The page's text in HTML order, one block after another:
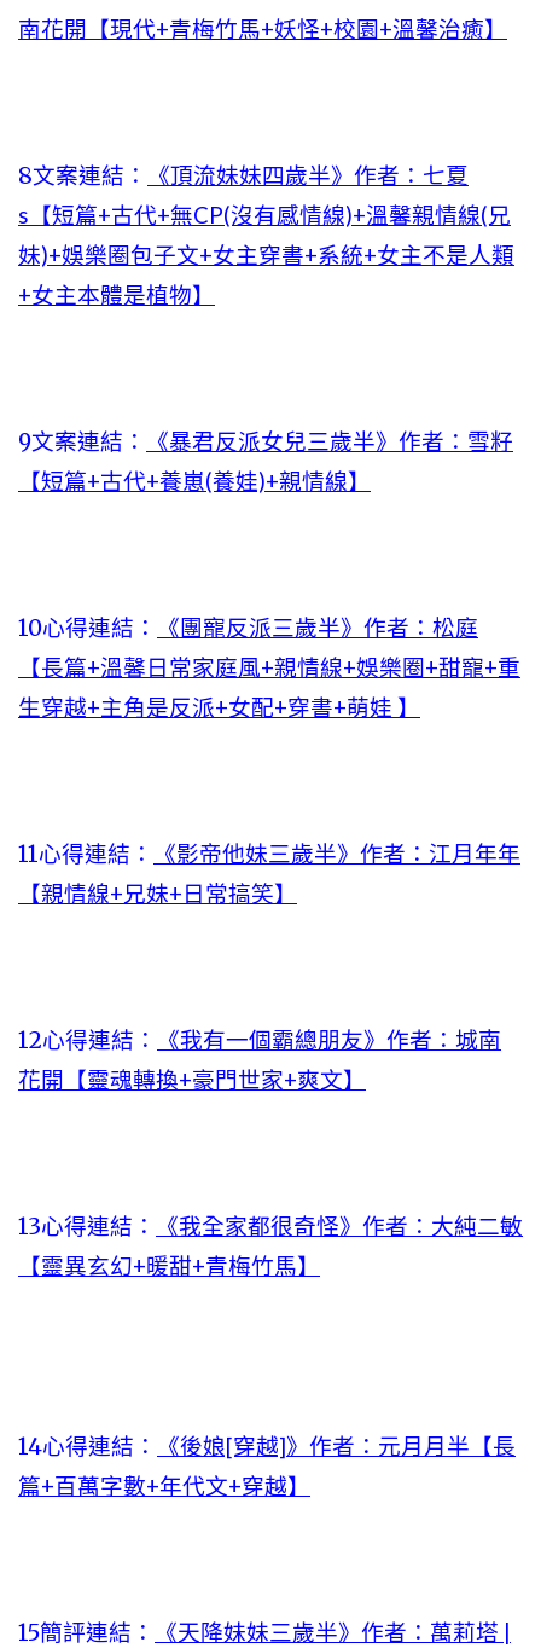
南花開【現代+青梅竹馬+妖怪+校園+溫馨治癒】
8文案連結：
《頂流妹妹四歲半》作者：七夏
s【短篇+古代+無CP(沒有感情線)+溫馨親情線(兄
妹)+娛樂圈包子文+女主穿書+系統+女主不是人類
+女主本體是植物】
9文案連結：
《暴君反派女兒三歲半》作者：雪籽
【短篇+古代+養崽(養娃)+親情線】
10心得連結：
《團寵反派三歲半》作者：松庭
【長篇+溫馨日常家庭風+親情線+娛樂圈+甜寵+重
生穿越+主角是反派+女配+穿書+萌娃 】
11心得連結：
《影帝他妹三歲半》作者：江月年年
【親情線+兄妹+日常搞笑】
12心得連結：
《我有一個霸總朋友》作者：城南
花開【靈魂轉換+豪門世家+爽文】
13心得連結：
《我全家都很奇怪》作者：大純二敏
【靈異玄幻+暖甜+青梅竹馬】
14心得連結：
《後娘[穿越]》作者：元月月半【長
篇+百萬字數+年代文+穿越】
15簡評連結：
《天降妹妹三歲半》作者：萬莉塔 |